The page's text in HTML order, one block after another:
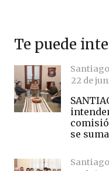
Te puede
22 de
se